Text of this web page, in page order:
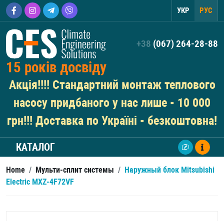
УКР РУС
+38 (067) 264-28-88
15 років досвіду
Акція!!!! Стандартний монтаж теплового
насосу придбаного у нас лише - 10 000
грн!!! Доставка по Україні - безкоштовна!
КАТАЛОГ
Home / Мульти-сплит системы / Наружный блок Mitsubishi
Electric MXZ-4F72VF